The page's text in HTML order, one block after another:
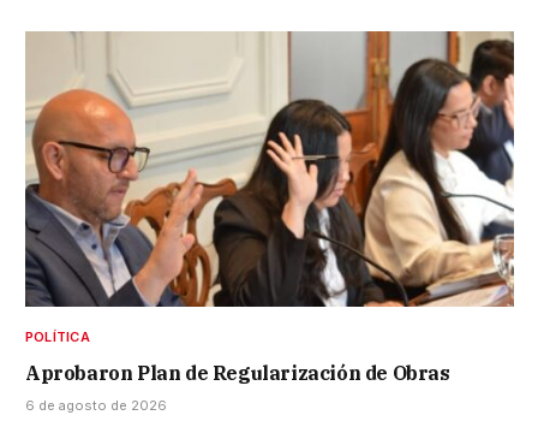
POLÍTICA
Aprobaron Plan de Regularización de Obras
6 de agosto de 2026